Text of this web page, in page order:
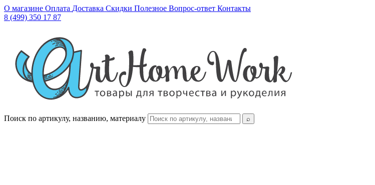
О магазине Оплата Доставка Скидки Полезное Вопрос-ответ Контакты
8 (499) 350 17 87
Поиск по артикулу, названию, материалу ⌕